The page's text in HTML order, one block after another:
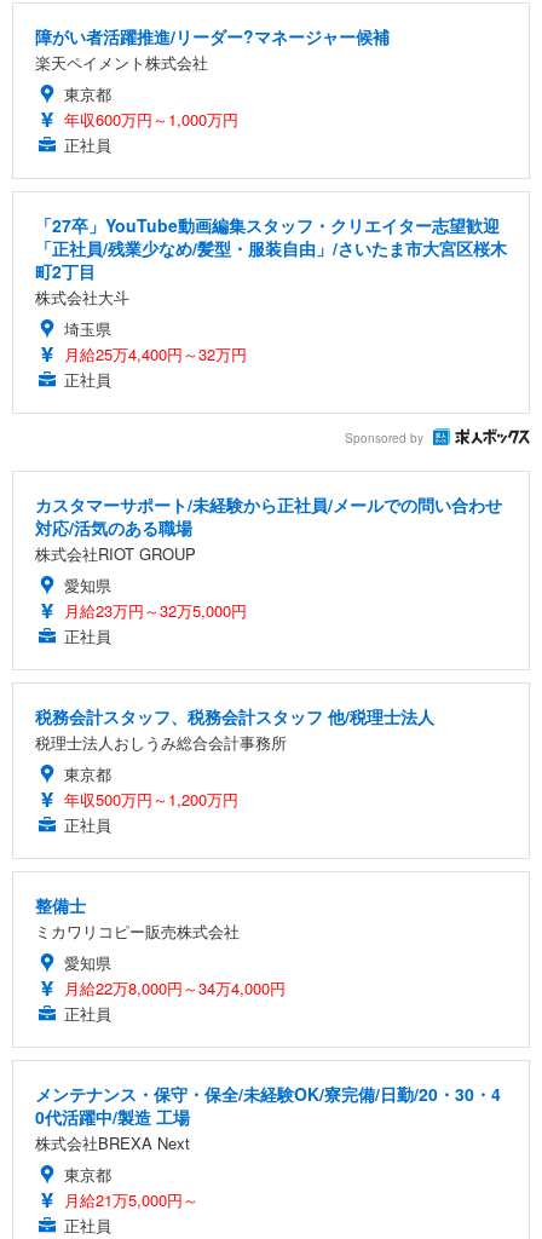
障がい者活躍推進/リーダー?マネージャー候補
楽天ペイメント株式会社
東京都
年収600万円～1,000万円
正社員
「27卒」YouTube動画編集スタッフ・クリエイター志望歓迎
「正社員/残業少なめ/髪型・服装自由」/さいたま市大宮区桜木
町2丁目
株式会社大斗
埼玉県
月給25万4,400円～32万円
正社員
Sponsored by
カスタマーサポート/未経験から正社員/メールでの問い合わせ
対応/活気のある職場
株式会社RIOT GROUP
愛知県
月給23万円～32万5,000円
正社員
税務会計スタッフ、税務会計スタッフ 他/税理士法人
税理士法人おしうみ総合会計事務所
東京都
年収500万円～1,200万円
正社員
整備士
ミカワリコピー販売株式会社
愛知県
月給22万8,000円～34万4,000円
正社員
メンテナンス・保守・保全/未経験OK/寮完備/日勤/20・30・4
0代活躍中/製造 工場
株式会社BREXA Next
東京都
月給21万5,000円～
正社員